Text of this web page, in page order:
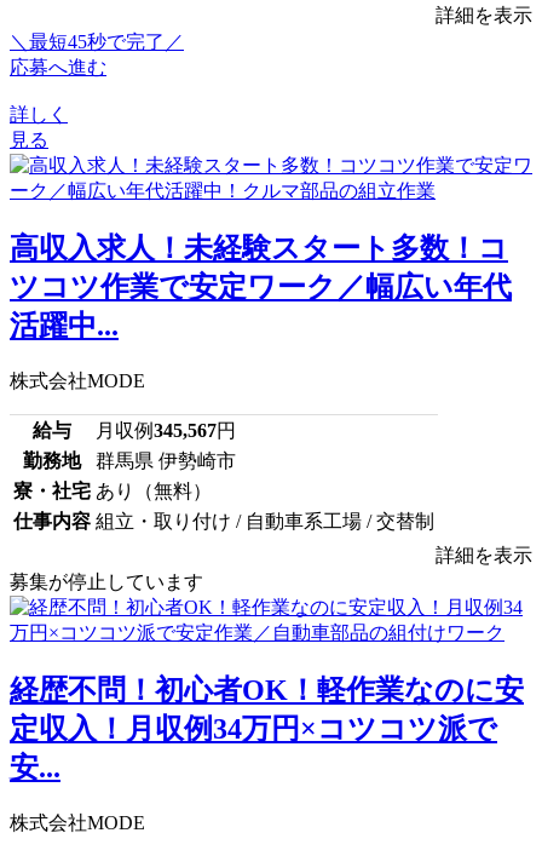
詳細を表示
＼最短45秒で完了／
応募へ進む
詳しく
見る
高収入求人！未経験スタート多数！コ
ツコツ作業で安定ワーク／幅広い年代
活躍中...
株式会社MODE
給与 月収例345,567円
勤務地
群馬県 伊勢崎市
寮・社宅 あり（無料）
仕事内容 組立・取り付け / 自動車系工場 / 交替制
詳細を表示
募集が停止しています
経歴不問！初心者OK！軽作業なのに安
定収入！月収例34万円×コツコツ派で
安...
株式会社MODE